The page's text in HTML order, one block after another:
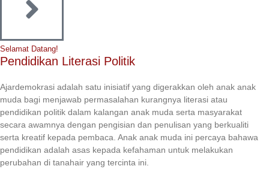
Selamat Datang!
Pendidikan Literasi Politik
Ajardemokrasi adalah satu inisiatif yang digerakkan oleh anak anak
muda bagi menjawab permasalahan kurangnya literasi atau
pendidikan politik dalam kalangan anak muda serta masyarakat
secara awamnya dengan pengisian dan penulisan yang berkualiti
serta kreatif kepada pembaca. Anak anak muda ini percaya bahawa
pendidikan adalah asas kepada kefahaman untuk melakukan
perubahan di tanahair yang tercinta ini.